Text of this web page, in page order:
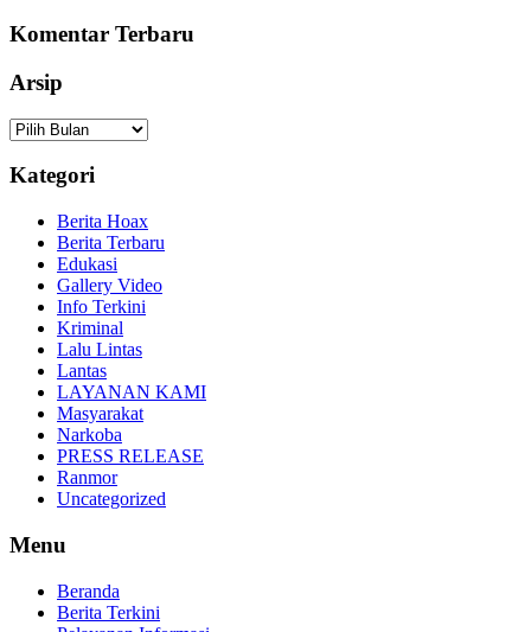
Komentar Terbaru
Arsip
Arsip
Kategori
Berita Hoax
Berita Terbaru
Edukasi
Gallery Video
Info Terkini
Kriminal
Lalu Lintas
Lantas
LAYANAN KAMI
Masyarakat
Narkoba
PRESS RELEASE
Ranmor
Uncategorized
Menu
Beranda
Berita Terkini